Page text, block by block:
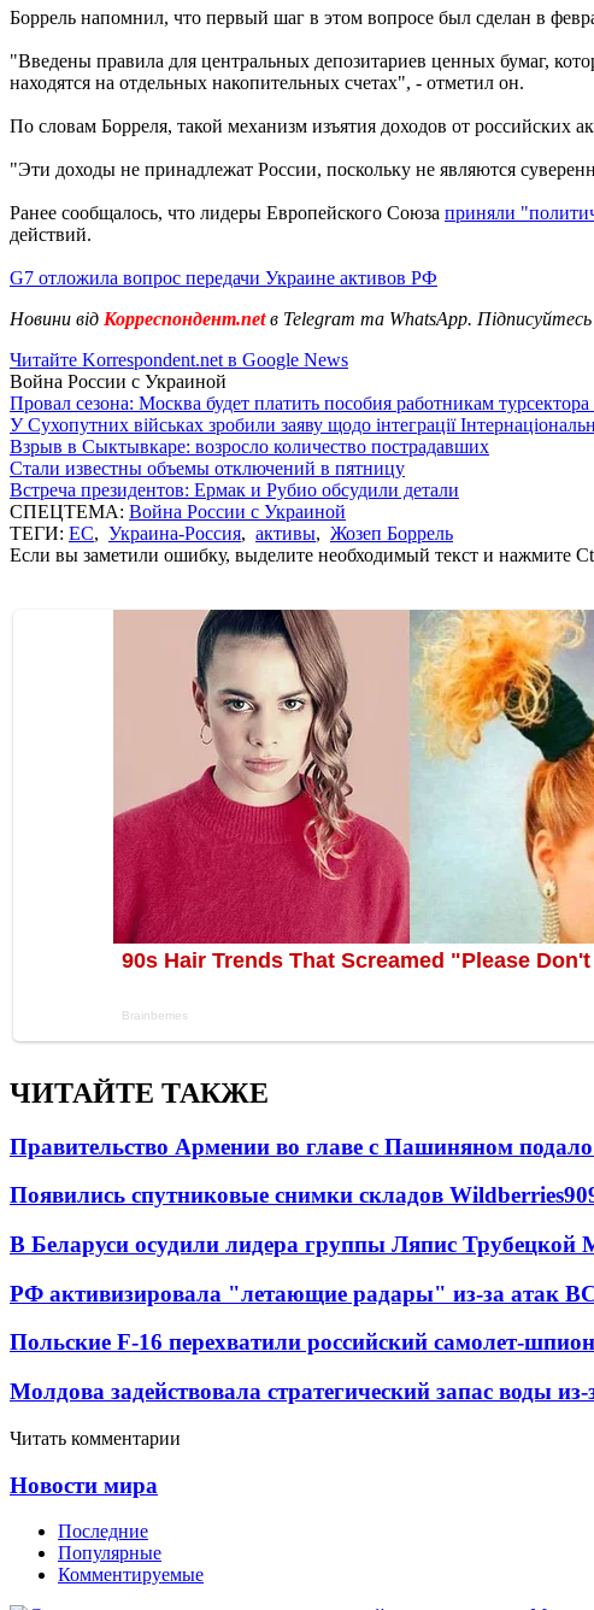
Боррель напомнил, что первый шаг в этом вопросе был сделан в
"Введены правила для центральных депозитариев ценных бумаг,
находятся на отдельных накопительных счетах", - отметил он.
По словам Борреля, такой механизм изъятия доходов от российских
"Эти доходы не принадлежат России, поскольку не являются
Ранее сообщалось, что лидеры Европейского Союза приняли
действий.
G7 отложила вопрос передачи Украине активов РФ
Новини від Корреспондент.netв Telegram та WhatsApp.
Читайте Korrespondent.net в Google News
Война России с Украиной
Провал сезона: Москва будет платить пособия работникам
У Сухопутних військах зробили заяву щодо інтеграції
Взрыв в Сыктывкаре: возросло количество пострадавших
Стали известны объемы отключений в пятницу
Встреча президентов: Ермак и Рубио обсудили детали
СПЕЦТЕМА: Война России с Украиной
ТЕГИ: ЕС, Украина-Россия, активы, Жозеп Боррель
Если вы заметили ошибку, выделите необходимый текст и нажмите
ЧИТАЙТЕ ТАКЖЕ
Правительство Армении во главе с Пашиняном подало
Появились спутниковые снимки складов Wildberries
В Беларуси осудили лидера группы Ляпис Трубецкой
РФ активизировала "летающие радары" из-за атак
Польские F-16 перехватили российский самолет-
Молдова задействовала стратегический запас воды
Читать комментарии
Новости мира
Последние
Популярные
Комментируемые